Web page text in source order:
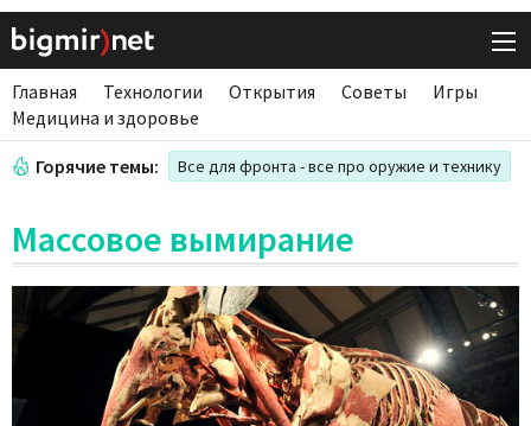
Главная Технологии Открытия Советы
Игры
Медицина и здоровье
Горячие темы: Все для фронта - все про оружие и технику
Массовое вымирание